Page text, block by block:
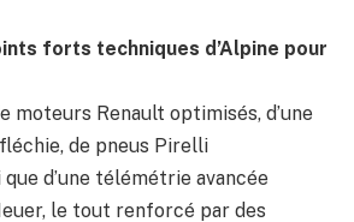
forts techniques d’Alpine pour
moteurs Renault optimisés, d’une
de pneus Pirelli
d’une télémétrie avancée
le tout renforcé par des